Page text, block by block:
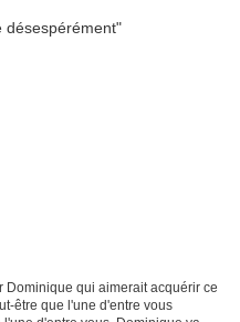
qui aimerait acquérir ce
être que l'une d'entre vous